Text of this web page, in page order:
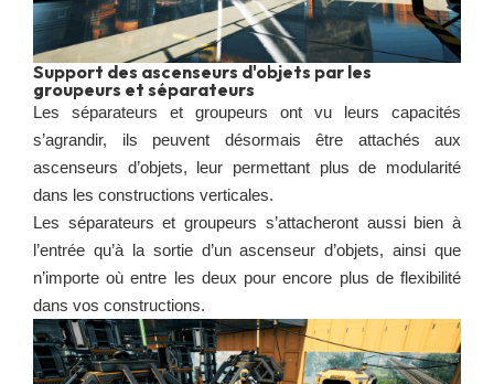
Support des ascenseurs d'objets par les
groupeurs et séparateurs
Les séparateurs et groupeurs ont vu leurs capacités
s’agrandir, ils peuvent désormais être attachés aux
ascenseurs d’objets, leur permettant plus de modularité
dans les constructions verticales.
Les séparateurs et groupeurs s’attacheront aussi bien à
l’entrée qu’à la sortie d’un ascenseur d’objets, ainsi que
n’importe où entre les deux pour encore plus de flexibilité
dans vos constructions.